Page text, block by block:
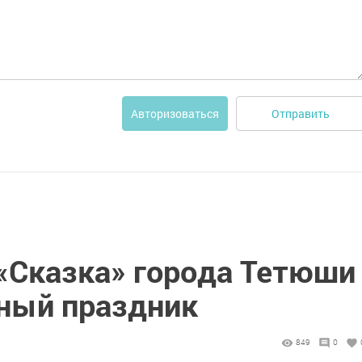
Авторизоваться Отправить
города Тетюши
праздник
849 0